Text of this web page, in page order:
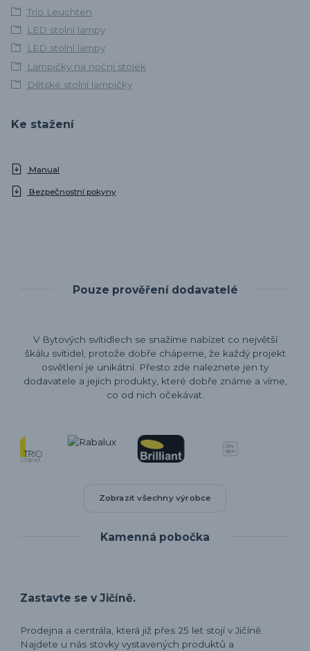
Trio Leuchten
LED stolní lampy
LED stolní lampy
Lampičky na noční stolek
Dětské stolní lampičky
Ke stažení
Manual
Bezpečnostní pokyny
Pouze prověření dodavatelé
V Bytových svítidlech se snažíme nabízet co největší
škálu svítidel, protože dobře chápeme, že každý projekt
osvětlení je unikátní. Přesto zde naleznete jen ty
dodavatele a jejich produkty, které dobře známe a víme,
co od nich očekávat.
Zobrazit všechny výrobce
Kamenná pobočka
Zastavte se v Jičíně.
Prodejna a centrála, která již přes 25 let stojí v Jičíně.
Najdete u nás stovky vystavených produktů a